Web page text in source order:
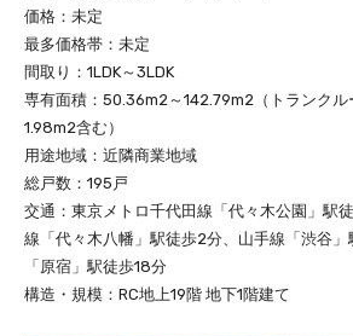
価格：未定
最多価格帯：未定
間取り：1LDK～3LDK
専有面積：50.36m2～142.79m2（トランクル
1.98m2含む）
用途地域：近隣商業地域
総戸数：195戸
交通：東京メトロ千代田線「代々木公園」駅
線「代々木八幡」駅徒歩2分、山手線「渋谷」
「原宿」駅徒歩18分
構造・規模：RC地上19階 地下1階建て